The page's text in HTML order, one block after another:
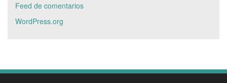
Feed de comentarios
WordPress.org